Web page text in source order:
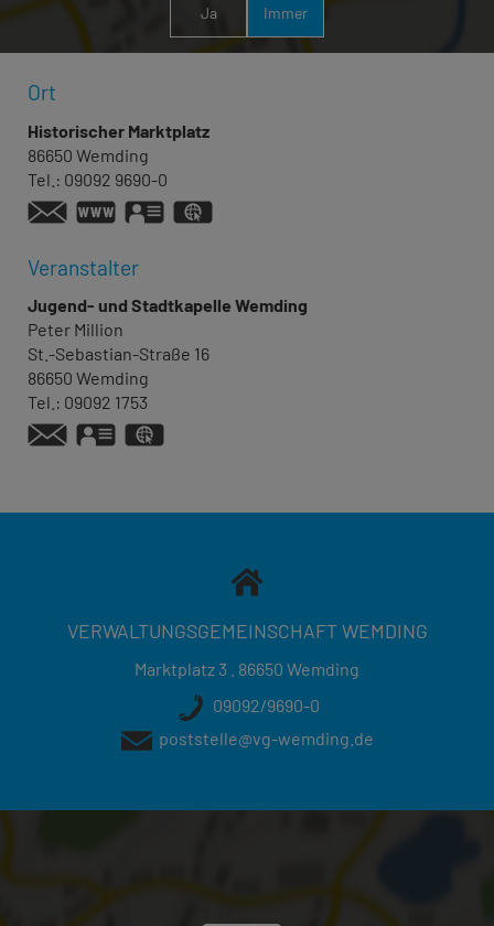
Ja Immer
Ort
Historischer Marktplatz
86650 Wemding
Tel.: 09092 9690-0
https://www.wemding.de
vCard
Veranstalter
Jugend- und Stadtkapelle Wemding
Peter Million
St.-Sebastian-Straße 16
86650 Wemding
Tel.: 09092 1753
vCard
VERWALTUNGSGEMEINSCHAFT WEMDING
Marktplatz 3 . 86650 Wemding
09092/9690-0
poststelle@vg-wemding.de